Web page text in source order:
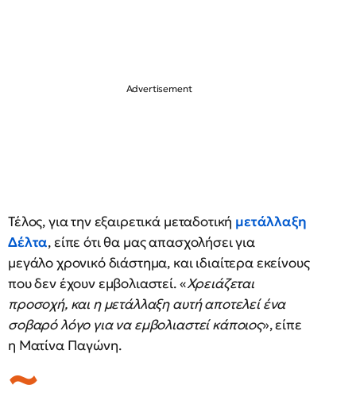
Τέλος, για την εξαιρετικά μεταδοτική μετάλλαξη
Δέλτα, είπε ότι θα μας απασχολήσει για
μεγάλο χρονικό διάστημα, και ιδιαίτερα εκείνους
που δεν έχουν εμβολιαστεί. «Χρειάζεται
προσοχή, και η μετάλλαξη αυτή αποτελεί ένα
σοβαρό λόγο για να εμβολιαστεί κάποιος», είπε
η Ματίνα Παγώνη.